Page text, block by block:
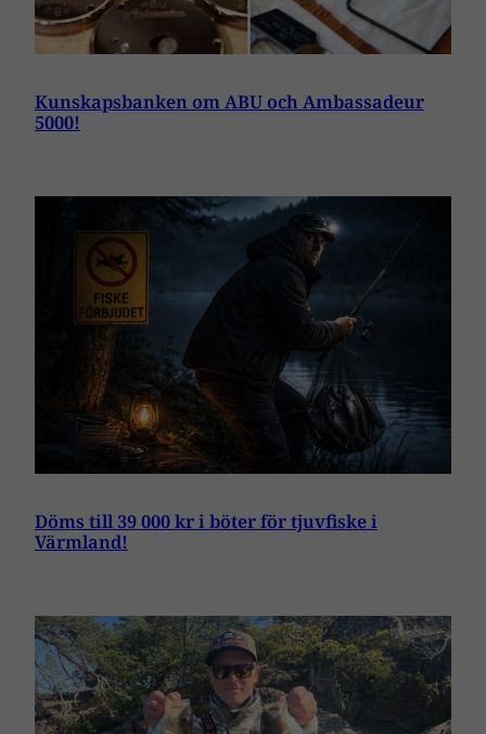
Kunskapsbanken om ABU och Ambassadeur
5000!
Döms till 39 000 kr i böter för tjuvfiske i
Värmland!